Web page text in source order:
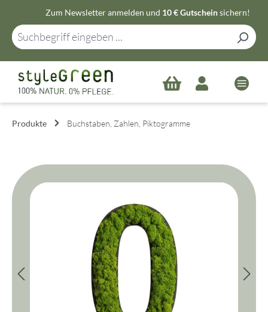
Zum Hauptinhalt springen
Zum Newsletter anmelden und 10 € Gutscheinsichern!
Produkte Buchstaben, Zahlen, Piktogramme
Bildergalerie überspringen